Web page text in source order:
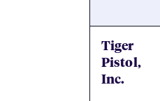
Tiger
Pistol,
Inc.